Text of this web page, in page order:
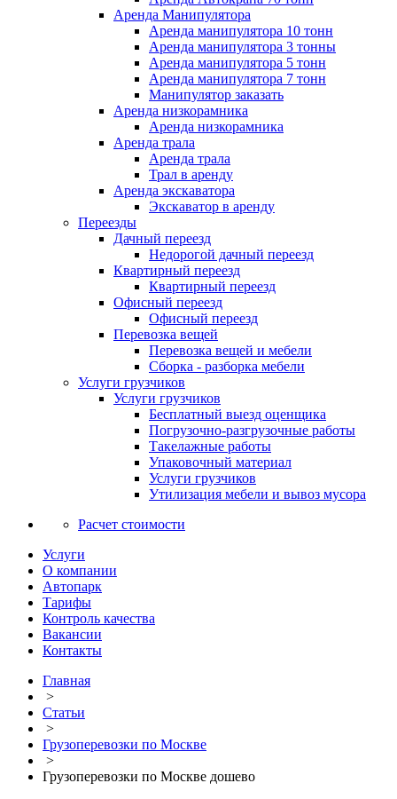
Аренда Манипулятора
Аренда манипулятора 10 тонн
Аренда манипулятора 3 тонны
Аренда манипулятора 5 тонн
Аренда манипулятора 7 тонн
Манипулятор заказать
Аренда низкорамника
Аренда низкорамника
Аренда трала
Аренда трала
Трал в аренду
Аренда экскаватора
Экскаватор в аренду
Переезды
Дачный переезд
Недорогой дачный переезд
Квартирный переезд
Квартирный переезд
Офисный переезд
Офисный переезд
Перевозка вещей
Перевозка вещей и мебели
Сборка - разборка мебели
Услуги грузчиков
Услуги грузчиков
Бесплатный выезд оценщика
Погрузочно-разгрузочные работы
Такелажные работы
Упаковочный материал
Услуги грузчиков
Утилизация мебели и вывоз мусора
Расчет стоимости
Услуги
О компании
Автопарк
Тарифы
Контроль качества
Вакансии
Контакты
Главная
>
Статьи
>
Грузоперевозки по Москве
>
Грузоперевозки по Москве дошево